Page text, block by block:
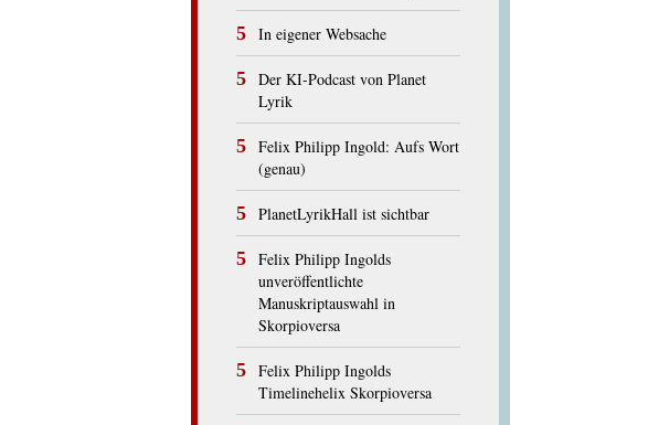
In eigener Websache
Der KI-Podcast von Planet
Lyrik
Felix Philipp Ingold: Aufs Wort
(genau)
PlanetLyrikHall ist sichtbar
Felix Philipp Ingolds
unveröffentlichte
Manuskriptauswahl in
Skorpioversa
Felix Philipp Ingolds
Timelinehelix Skorpioversa